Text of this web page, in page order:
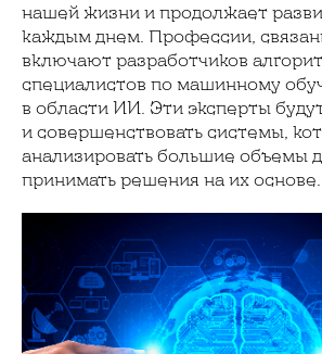
нашей жизни и продолжает
каждым днем. Профессии,
включают разработчиков
специалистов по машинному
в области ИИ. Эти эксперты
и совершенствовать системы,
анализировать большие объемы
принимать решения на их основе.